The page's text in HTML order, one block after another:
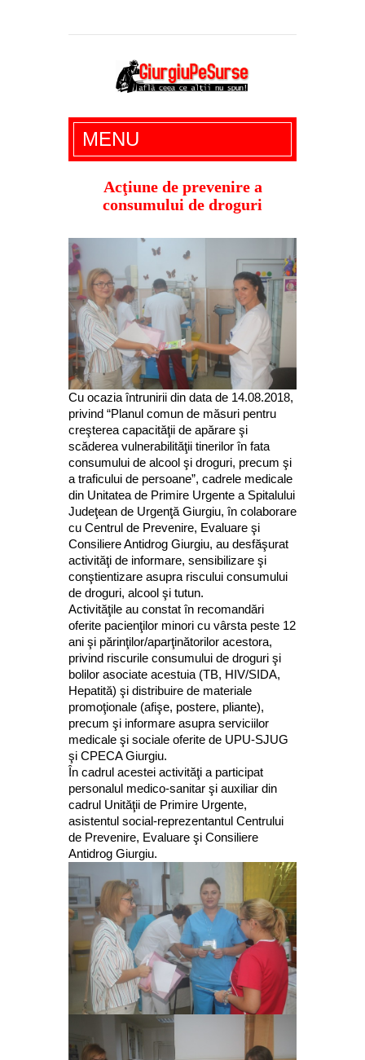
Giurgiu Pe Surse – actualitate giurgiu,
administratie giurgiu, stiri politice, social
economic, editoriale giurgiu, dezvaluiri,
soc, cancan, stiri locale
MENU
Acţiune de prevenire a
consumului de droguri
Cu ocazia întrunirii din data de 14.08.2018,
privind “Planul comun de măsuri pentru
creşterea capacităţii de apărare şi
scăderea vulnerabilităţii tinerilor în fata
consumului de alcool şi droguri, precum şi
a traficului de persoane”, cadrele medicale
din Unitatea de Primire Urgente a Spitalului
Judeţean de Urgenţă Giurgiu, în colaborare
cu Centrul de Prevenire, Evaluare şi
Consiliere Antidrog Giurgiu, au desfăşurat
activităţi de informare, sensibilizare şi
conştientizare asupra riscului consumului
de droguri, alcool şi tutun.
Activităţile au constat în recomandări
oferite pacienţilor minori cu vârsta peste 12
ani şi părinţilor/aparţinătorilor acestora,
privind riscurile consumului de droguri şi
bolilor asociate acestuia (TB, HIV/SIDA,
Hepatită) şi distribuire de materiale
promoţionale (afişe, postere, pliante),
precum şi informare asupra serviciilor
medicale şi sociale oferite de UPU-SJUG
şi CPECA Giurgiu.
În cadrul acestei activităţi a participat
personalul medico-sanitar şi auxiliar din
cadrul Unităţii de Primire Urgente,
asistentul social-reprezentantul Centrului
de Prevenire, Evaluare şi Consiliere
Antidrog Giurgiu.